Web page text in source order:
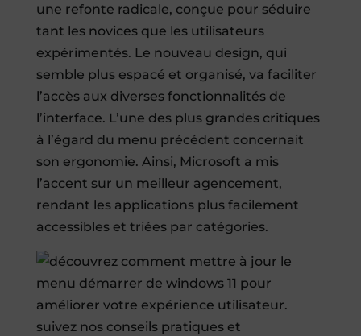
une refonte radicale, conçue pour séduire
tant les novices que les utilisateurs
expérimentés. Le nouveau design, qui
semble plus espacé et organisé, va faciliter
l’accès aux diverses fonctionnalités de
l’interface. L’une des plus grandes critiques
à l’égard du menu précédent concernait
son ergonomie. Ainsi, Microsoft a mis
l’accent sur un meilleur agencement,
rendant les applications plus facilement
accessibles et triées par catégories.